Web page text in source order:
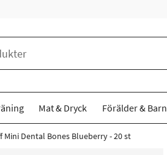
Mat & Dryck Förälder & Barn
Mini Dental Bones Blueberry - 20 st